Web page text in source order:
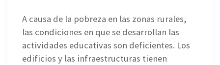
A causa de la pobreza en las zonas rurales,
las condiciones en que se desarrollan las
actividades educativas son deficientes. Los
edificios y las infraestructuras tienen